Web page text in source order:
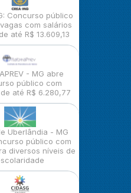
Concurso público
com salários
até R$ 13.609,13
- MG abre
público com
até R$ 6.280,77
Uberlândia - MG
público com
diversos níveis de